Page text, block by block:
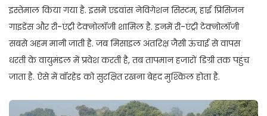
इस्तेमाल किया गया है. इसमें एडवांस नेविगेशन सिस्टम, हाई प्रिसिजन
गाइडेंस और री-एंट्री टेक्नोलॉजी शामिल है. इनमें री-एंट्री टेक्नोलॉजी
सबसे अहम मानी जाती है. जब मिसाइल अंतरिक्ष जैसी ऊंचाई से वापस
धरती के वायुमंडल में प्रवेश करती है, तब तापमान हजारों डिग्री तक पहुंच
जाता है. ऐसे में वॉरहेड को सुरक्षित रखना बेहद मुश्किल होता है.